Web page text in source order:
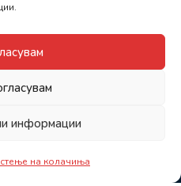
информации
на колачиња